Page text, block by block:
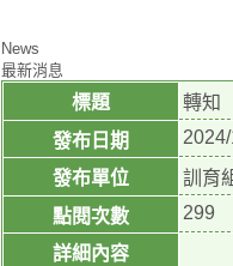
News
最新消息
標題
轉知
發布日期
發布單位
訓育
點閱次數
299
詳細內容